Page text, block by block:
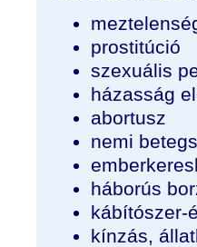
prostitúció
szexuális
házasság
abortusz
nemi
háborús
kábítószer-
kínzás,